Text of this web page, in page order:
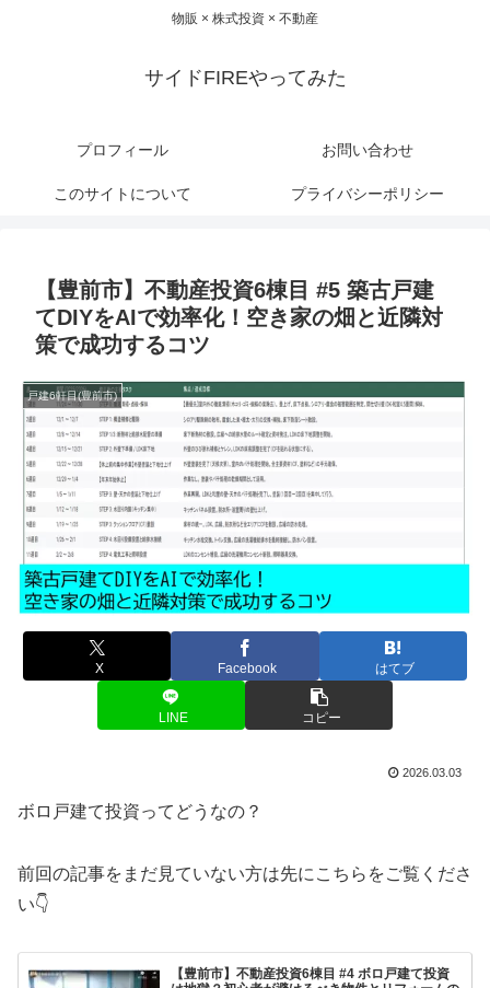
物販 × 株式投資 × 不動産
サイドFIREやってみた
プロフィール お問い合わせ
このサイトについて プライバシーポリシー
【豊前市】不動産投資6棟目 #5 築古戸建
てDIYをAIで効率化！空き家の畑と近隣対
策で成功するコツ
戸建6軒目(豊前市)
X Facebook はてブ
LINE コピー
2026.03.03
ボロ戸建て投資ってどうなの？
前回の記事をまだ見ていない方は先にこちらをご覧くださ
い👇
【豊前市】不動産投資6棟目 #4 ボロ戸建て投資